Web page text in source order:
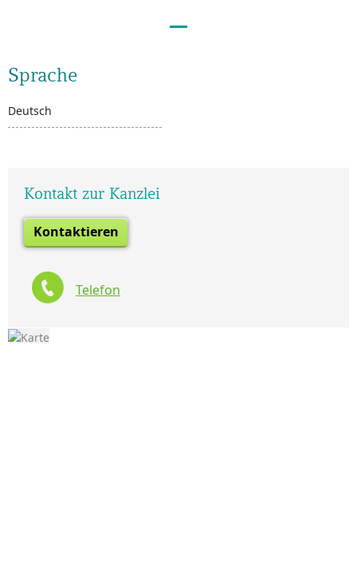
Sprache
Deutsch
Kontakt zur Kanzlei
Kontaktieren
Telefon